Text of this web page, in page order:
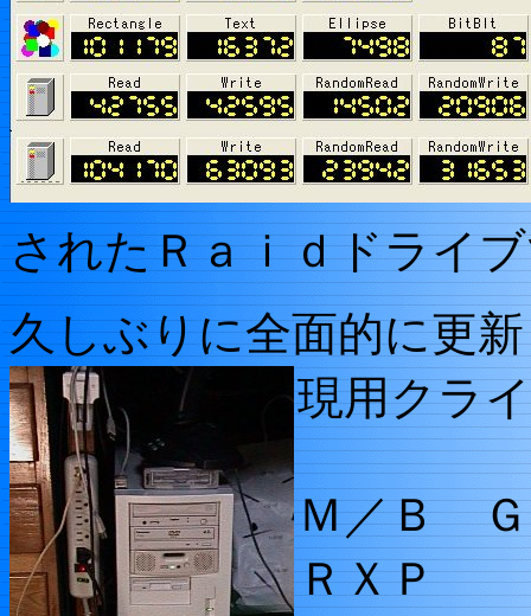
されたＲａｉｄドライ
久しぶりに全面的に更
現用クラ
Ｍ／Ｂ Ｇ
ＲＸＰ